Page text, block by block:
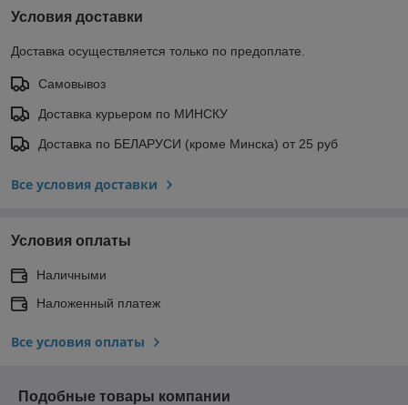
Условия доставки
Доставка осуществляется только по предоплате.
Самовывоз
Доставка курьером по МИНСКУ
Доставка по БЕЛАРУСИ (кроме Минска) от 25 руб
Все условия доставки
Условия оплаты
Наличными
Наложенный платеж
Все условия оплаты
Подобные товары компании